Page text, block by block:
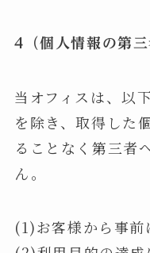
4（個人情報の第三
当オフィスは、以
を除き、取得した
ることなく第三者
ん。
(1)お客様から事